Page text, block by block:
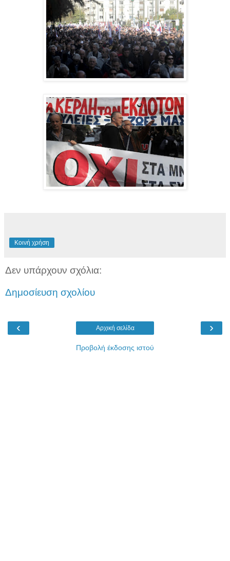
Κοινή χρήση
Δεν υπάρχουν σχόλια:
Δημοσίευση σχολίου
‹ ›
Αρχική σελίδα
Προβολή έκδοσης ιστού